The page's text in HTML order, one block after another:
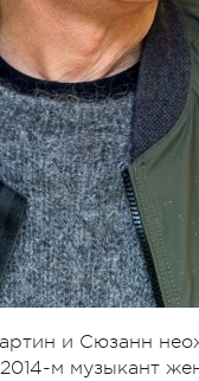
и Сюзанн
м музыкант